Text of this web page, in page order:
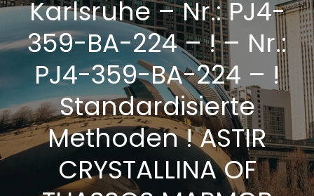
Karlsruhe – Nr.: PJ4-
359-BA-224 – ! – Nr.:
PJ4-359-BA-224 – !
Standardisierte
Methoden ! ASTIR
CRYSTALLINA OF